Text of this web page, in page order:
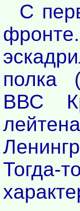
С
полка (
ВВС
Тогда-